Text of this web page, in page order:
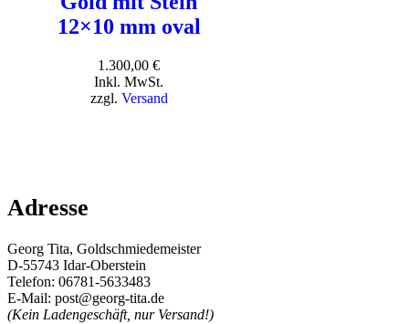
12×10 mm oval
1.300,00 €
Inkl. MwSt.
zzgl. Versand
Adresse
Georg Tita, Goldschmiedemeister
D-55743 Idar-Oberstein
Telefon: 06781-5633483
E-Mail: post@georg-tita.de
(Kein Ladengeschäft, nur Versand!)